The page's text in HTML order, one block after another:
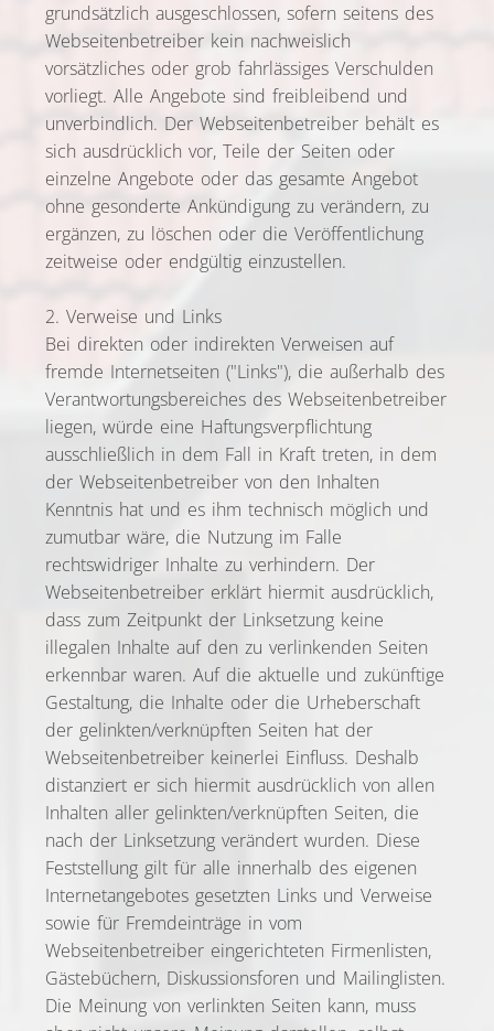
grundsätzlich ausgeschlossen, sofern seitens des
Webseitenbetreiber kein nachweislich
vorsätzliches oder grob fahrlässiges Verschulden
vorliegt. Alle Angebote sind freibleibend und
unverbindlich. Der Webseitenbetreiber behält es
sich ausdrücklich vor, Teile der Seiten oder
einzelne Angebote oder das gesamte Angebot
ohne gesonderte Ankündigung zu verändern, zu
ergänzen, zu löschen oder die Veröffentlichung
zeitweise oder endgültig einzustellen.
2. Verweise und Links
Bei direkten oder indirekten Verweisen auf
fremde Internetseiten ("Links"), die außerhalb des
Verantwortungsbereiches des Webseitenbetreiber
liegen, würde eine Haftungsverpflichtung
ausschließlich in dem Fall in Kraft treten, in dem
der Webseitenbetreiber von den Inhalten
Kenntnis hat und es ihm technisch möglich und
zumutbar wäre, die Nutzung im Falle
rechtswidriger Inhalte zu verhindern. Der
Webseitenbetreiber erklärt hiermit ausdrücklich,
dass zum Zeitpunkt der Linksetzung keine
illegalen Inhalte auf den zu verlinkenden Seiten
erkennbar waren. Auf die aktuelle und zukünftige
Gestaltung, die Inhalte oder die Urheberschaft
der gelinkten/verknüpften Seiten hat der
Webseitenbetreiber keinerlei Einfluss. Deshalb
distanziert er sich hiermit ausdrücklich von allen
Inhalten aller gelinkten/verknüpften Seiten, die
nach der Linksetzung verändert wurden. Diese
Feststellung gilt für alle innerhalb des eigenen
Internetangebotes gesetzten Links und Verweise
sowie für Fremdeinträge in vom
Webseitenbetreiber eingerichteten Firmenlisten,
Gästebüchern, Diskussionsforen und Mailinglisten.
Die Meinung von verlinkten Seiten kann, muss